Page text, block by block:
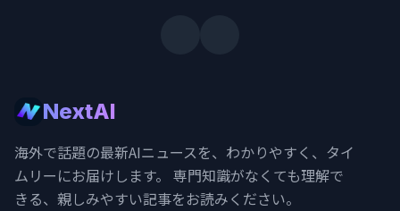
NextAI
海外で話題の最新AIニュースを、わかりやすく、タイ
ムリーにお届けします。 専門知識がなくても理解で
きる、親しみやすい記事をお読みください。